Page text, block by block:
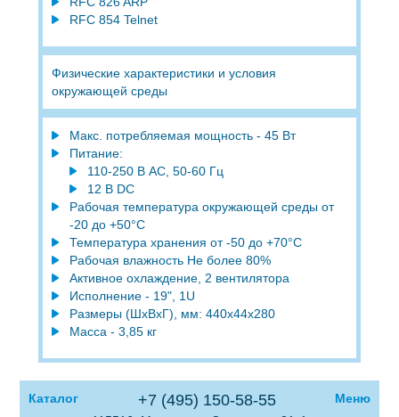
RFC 854 Telnet
Физические характеристики и условия
окружающей среды
Макс. потребляемая мощность - 45 Вт
Питание:
110-250 В АС, 50-60 Гц
12 В DC
Рабочая температура окружающей среды от
-20 до +50°С
Температура хранения от -50 до +70°С
Рабочая влажность Не более 80%
Активное охлаждение, 2 вентилятора
Исполнение - 19", 1U
Размеры (ШхВхГ), мм: 440x44x280
Масса - 3,85 кг
Каталог +7 (495) 150-58-55
Меню